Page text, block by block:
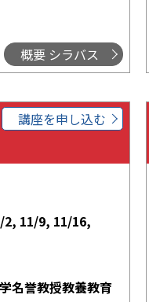
概要 シラバス
講座を申し込む
11/9, 11/16,
名誉教授教養教育